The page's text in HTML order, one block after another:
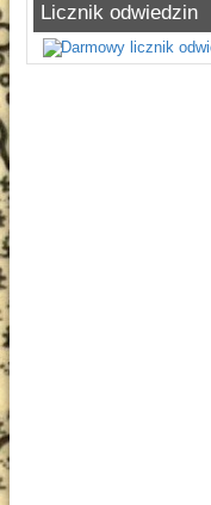
Licznik odwiedzin